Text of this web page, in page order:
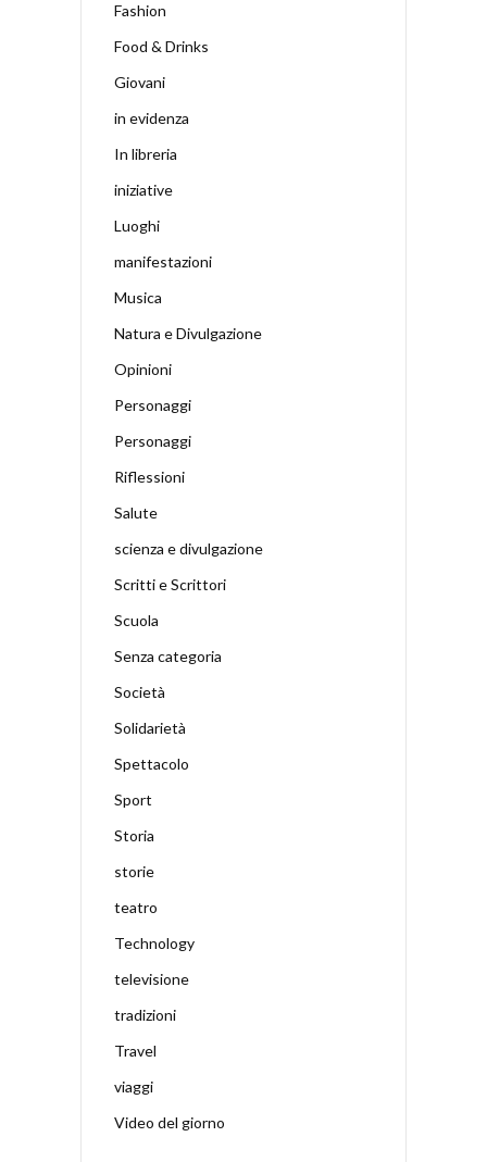
Fashion
Food & Drinks
Giovani
in evidenza
In libreria
iniziative
Luoghi
manifestazioni
Musica
Natura e Divulgazione
Opinioni
Personaggi
Personaggi
Riflessioni
Salute
scienza e divulgazione
Scritti e Scrittori
Scuola
Senza categoria
Società
Solidarietà
Spettacolo
Sport
Storia
storie
teatro
Technology
televisione
tradizioni
Travel
viaggi
Video del giorno